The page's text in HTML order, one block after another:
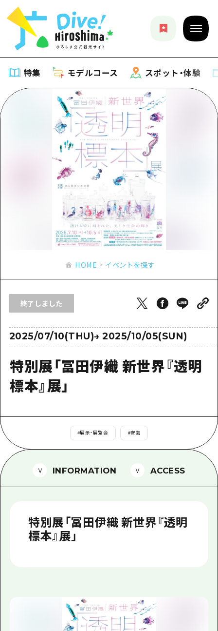
特集 モデルコース スポット・体験
特集
特集一覧
おすすめ
アート
イベント・祭り
グルメ・酒
サイクリング
ナイトライフ
世界遺産
学び・体験
歴史・文化
癒し
モデルコース
モデルコース一覧
Dive! Hiroshima 公式ガイド
広島もしもトラベル
あたらしい非日常
広島市周辺
安芸
備後
宮島周辺
山口県東部
半日
1泊2日
スポット・体験
スポット・体験一覧
広島市周辺
安芸
備北
宮島周辺
山口県東部
愛媛県
島根県
イベント
旬情報
アクセス
二次交通まとめ
施設の混雑状況のお知らせ
手荷物預かり・配送サービス
広島おもてなしパス
観光案内所
広島県を訪れる外国人旅行者向け情報一
ボランティアガイド
ユニバーサルツーリズム
広島県の魅力を動画でご紹介！
関連リンク
HOME
お問い合わせ
事業者・学校関係者の皆さま
HOME イベントを探す
終了しました
2025/07/10(THU)→2025/10/05(SUN)
特別展「冨田伊織 新世界『透明
標本』展」
#展示・展覧会 #安芸
INFORMATION ACCESS
特別展「冨田伊織 新世界『透明
標本』展」